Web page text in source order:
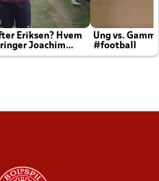
Eriksen? Hvem
Joachim
Ung vs.
#football